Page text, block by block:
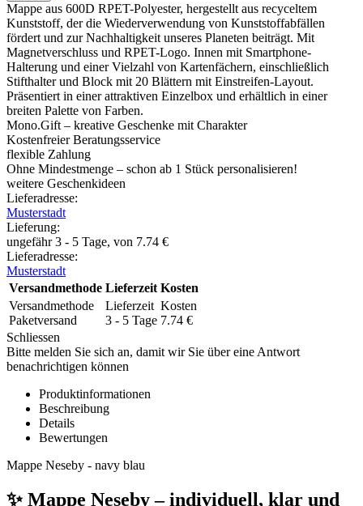
Mappe aus 600D RPET-Polyester, hergestellt aus recyceltem
Kunststoff, der die Wiederverwendung von Kunststoffabfällen
fördert und zur Nachhaltigkeit unseres Planeten beiträgt. Mit
Magnetverschluss und RPET-Logo. Innen mit Smartphone-
Halterung und einer Vielzahl von Kartenfächern, einschließlich
Stifthalter und Block mit 20 Blättern mit Einstreifen-Layout.
Präsentiert in einer attraktiven Einzelbox und erhältlich in einer
breiten Palette von Farben.
Mono.Gift – kreative Geschenke mit Charakter
Kostenfreier Beratungsservice
flexible Zahlung
Ohne Mindestmenge – schon ab 1 Stück personalisieren!
weitere Geschenkideen
Lieferadresse:
Musterstadt
Lieferung:
ungefähr 3 - 5 Tage, von 7.74 €
Lieferadresse:
Musterstadt
Versandmethode Lieferzeit Kosten
Versandmethode
Paketversand
Lieferzeit
3 - 5 Tage
Kosten
7.74 €
Schliessen
Bitte melden Sie sich an, damit wir Sie über eine Antwort
benachrichtigen können
Produktinformationen
Beschreibung
Details
Bewertungen
Mappe Neseby - navy blau
✨ Mappe Neseby – individuell, klar und